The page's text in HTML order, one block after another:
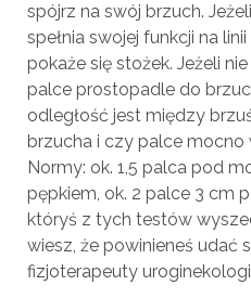
spójrz na swój brzuch.
spełnia swojej funkcji na
pokaże się stożek. Jeżeli
palce prostopadle do
odległość jest między
brzucha i czy palce mocno
Normy: ok. 1,5 palca pod
pępkiem, ok. 2 palce 3 cm
któryś z tych testów
wiesz, że powinieneś udać
fizjoterapeuty